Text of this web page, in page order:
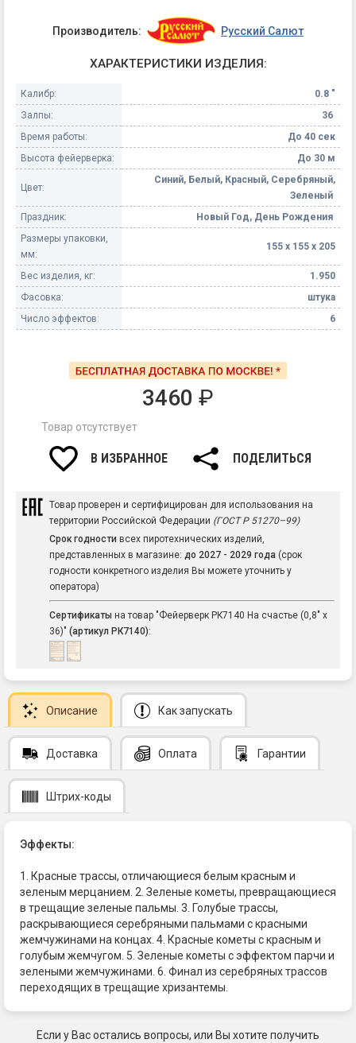
Производитель: Русский Салют
ХАРАКТЕРИСТИКИ ИЗДЕЛИЯ:
Калибр:
0.8 "
Залпы:
36
Время работы:
До 40 сек
Высота фейерверка:
До 30 м
Цвет:
Синий, Белый, Красный, Серебряный,
Зеленый
Праздник:
Новый Год, День Рождения
Размеры упаковки,
мм:
155 х 155 х 205
Вес изделия, кг:
1.950
Фасовка:
штука
Число эффектов:
6
3460 ₽
Товар отсутствует
В ИЗБРАННОЕ ПОДЕЛИТЬСЯ
Товар проверен и сертифицирован для использования на
территории Российской Федерации (ГОСТ Р 51270–99)
Срок годности всех пиротехнических изделий,
представленных в магазине: до 2027 - 2029 года (срок
годности конкретного изделия Вы можете уточнить у
оператора)
Сертификаты на товар "Фейерверк РК7140 На счастье (0,8" х
36)" (артикул РК7140):
Описание Как запускать
Доставка Оплата Гарантии
Штрих-коды
Эффекты:
1. Красные трассы, отличающиеся белым красным и
зеленым мерцанием. 2. Зеленые кометы, превращающиеся
в трещащие зеленые пальмы. 3. Голубые трассы,
раскрывающиеся серебряными пальмами с красными
жемчужинами на концах. 4. Красные кометы с красным и
голубым жемчугом. 5. Зеленые кометы с эффектом парчи и
зелеными жемчужинами. 6. Финал из серебряных трассов
переходящих в трещащие хризантемы.
Если у Вас остались вопросы, или Вы хотите получить